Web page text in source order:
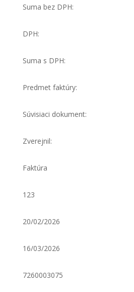
Suma bez DPH:
DPH:
Suma s DPH:
Predmet faktúry:
Súvisiaci dokument:
Zverejnil:
Faktúra
123
20/02/2026
16/03/2026
7260003075